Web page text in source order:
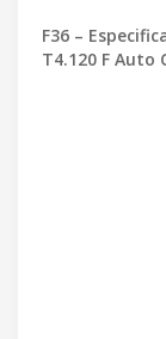
F36 –
T4.120 F Auto